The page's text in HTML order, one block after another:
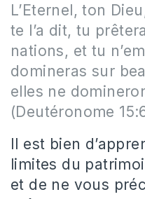
L’Eternel, ton
te l’a dit, tu
nations, et tu
domineras sur
elles ne
(Deutéronome
Il est bien
limites du
et de ne vous